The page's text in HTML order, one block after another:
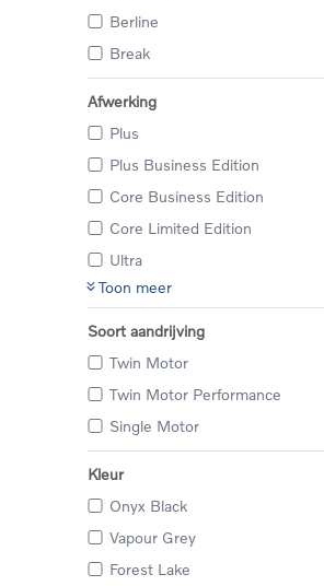
Berline
Break
Afwerking
Plus
Plus Business Edition
Core Business Edition
Core Limited Edition
Ultra
Toon meer
Soort aandrijving
Twin Motor
Twin Motor Performance
Single Motor
Kleur
Onyx Black
Vapour Grey
Forest Lake